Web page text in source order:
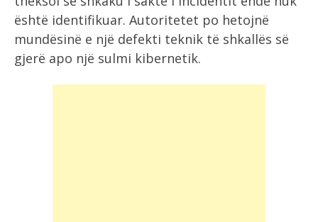
është identifikuar. Autoritetet po hetojnë
mundësinë e një defekti teknik të shkallës së
gjerë apo një sulmi kibernetik.